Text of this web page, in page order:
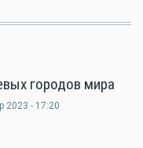
городов мира
2023 - 17:20